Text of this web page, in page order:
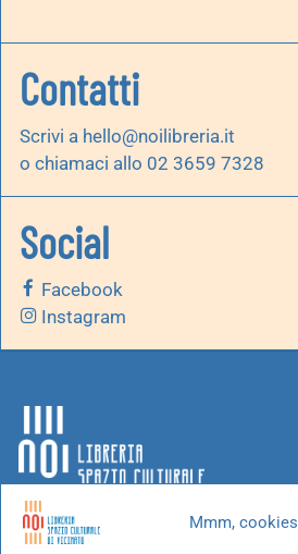
Mmm, cookies
Contatti
Scrivi a hello@noilibreria.it
o chiamaci allo 02 3659 7328
Social
Facebook
Instagram